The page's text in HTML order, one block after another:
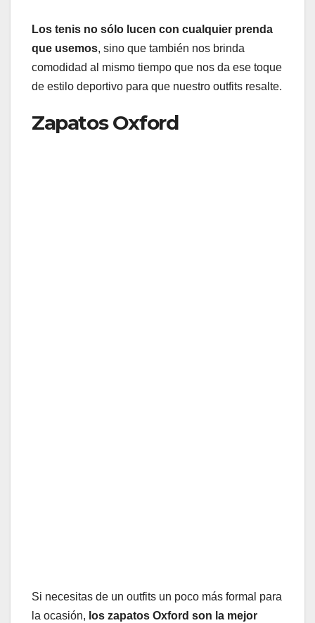
Los tenis no sólo lucen con cualquier prenda
que usemos, sino que también nos brinda
comodidad al mismo tiempo que nos da ese toque
de estilo deportivo para que nuestro outfits resalte.
Zapatos Oxford
Si necesitas de un outfits un poco más formal para
la ocasión, los zapatos Oxford son la mejor